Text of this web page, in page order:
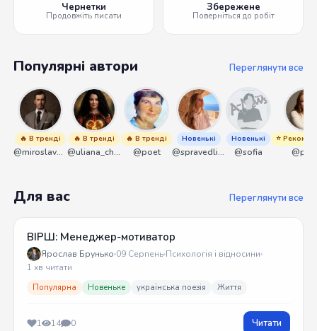
Чернетки
Продовжіть писати
Збережене
Поверніться до робіт
Популярні автори Переглянути все
🔥 В тренді
@miroslavmaniyk
🔥 В тренді
@uliana_chernenko
🔥 В тренді
@poet
Новенькі
@spravedliwa
Новенькі
@sofia
⭐
Для вас Переглянути все
ВІРШ: Менеджер-мотиватор
Ярослав Брунько 09 Серпень Психологія і відносини
1 хв читати
Популярна Новеньке українська поезія Життя
1 14 0 Читати